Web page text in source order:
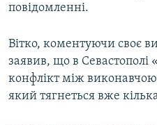
повідомленні.
Вітко, коментуючи своє
заявив, що в Севастополі
конфлікт між
який тягнеться вже